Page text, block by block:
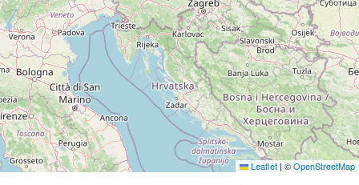
Leaflet | ©OpenStreetMap